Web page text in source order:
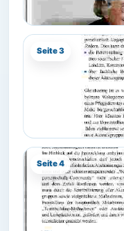
Seite 3
Seite 4